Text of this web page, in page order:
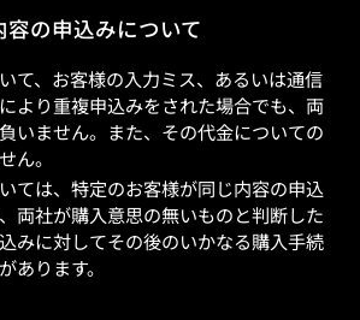
の申込みについて
て、お客様の入力ミス、あるいは通信
より重複申込みをされた場合でも、両
いません。また、その代金についての
ん。
ては、特定のお客様が同じ内容の申込
両社が購入意思の無いものと判断した
みに対してその後のいかなる購入手続
あります。